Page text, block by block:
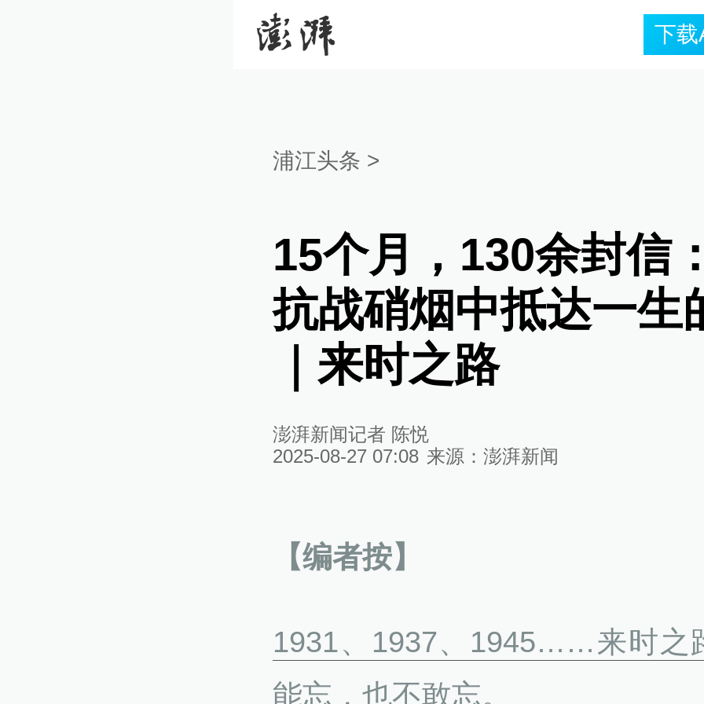
下载
浦江头条 >
15个月，130余封信
抗战硝烟中抵达一生
｜来时之路
澎湃新闻记者 陈悦
2025-08-27 07:08 来源： 澎湃新闻
【编者按】
1931、1937、1945……来时之
能忘，也不敢忘。